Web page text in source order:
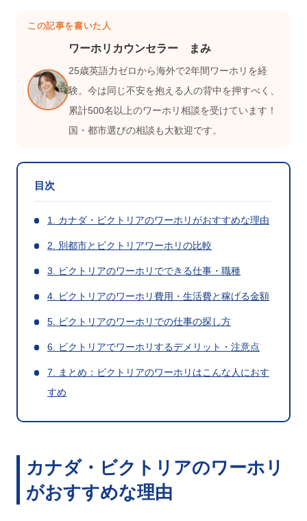
この記事を書いた人
ワーホリカウンセラー まみ
25歳英語力ゼロから海外で2年間ワーホリを経
験。今は同じ不安を抱える人の背中を押すべく、
累計500名以上のワーホリ相談を受けています！
国・都市選びの相談も大歓迎です。
目次
1. カナダ・ビクトリアのワーホリがおすすめな理由
2. 別都市とビクトリアワーホリの比較
3. ビクトリアのワーホリでできる仕事・職種
4. ビクトリアのワーホリ費用・生活費と稼げる金額
5. ビクトリアのワーホリでの仕事の探し方
6. ビクトリアでワーホリするデメリット・注意点
7. まとめ：ビクトリアのワーホリはこんな人におす
すめ
カナダ・ビクトリアのワーホリ
がおすすめな理由